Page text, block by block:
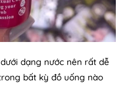
dạng nước nên rất dễ
bất kỳ đồ uống nào